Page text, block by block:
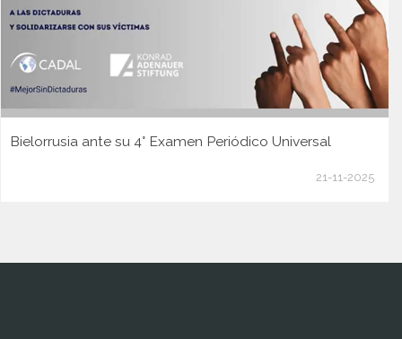
Bielorrusia ante su 4° Examen Periódico Universal
21-11-2025